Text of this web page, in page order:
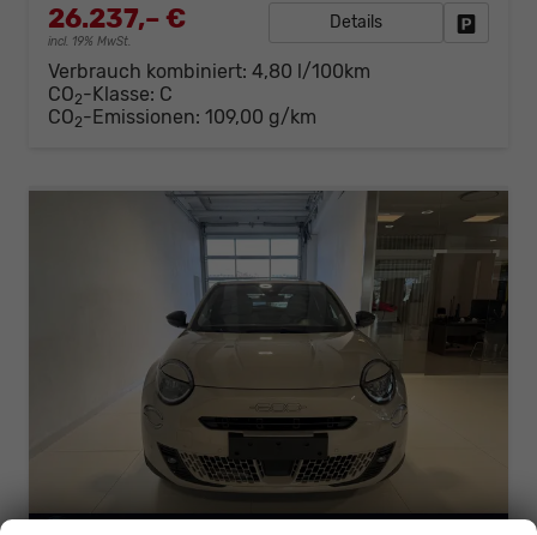
26.237,– €
incl. 19% MwSt.
Details
Verbrauch kombiniert: 4,80 l/100km
CO2-Klasse: C
CO2-Emissionen: 109,00 g/km